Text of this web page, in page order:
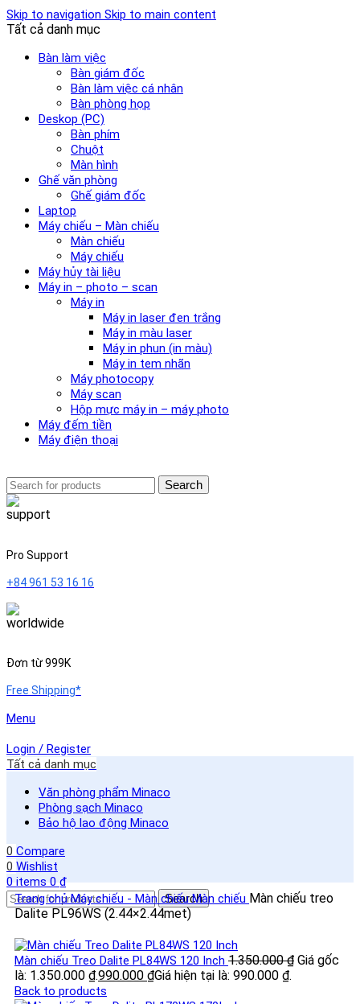
Skip to navigation Skip to main content
Tất cả danh mục
Bàn làm việc
Bàn giám đốc
Bàn làm việc cá nhân
Bàn phòng họp
Deskop (PC)
Bàn phím
Chuột
Màn hình
Ghế văn phòng
Ghế giám đốc
Laptop
Máy chiếu – Màn chiếu
Màn chiếu
Máy chiếu
Máy hủy tài liệu
Máy in – photo – scan
Máy in
Máy in laser đen trắng
Máy in màu laser
Máy in phun (in màu)
Máy in tem nhãn
Máy photocopy
Máy scan
Hộp mực máy in – máy photo
Máy đếm tiền
Máy điện thoại
Search
Pro Support
+84 961 53 16 16
Đơn từ 999K
Free Shipping*
Menu
Login / Register
Tất cả danh mục
Văn phòng phẩm Minaco
Phòng sạch Minaco
Bảo hộ lao động Minaco
0 Compare
0 Wishlist
0items 0₫
Search
Trang chủMáy chiếu - Màn chiếuMàn chiếu Màn chiếu treo
Dalite PL96WS (2.44×2.44met)
Màn chiếu Treo Dalite PL84WS 120 Inch 1.350.000₫ Giá gốc
là: 1.350.000 ₫.990.000 ₫Giá hiện tại là: 990.000 ₫.
Back to products